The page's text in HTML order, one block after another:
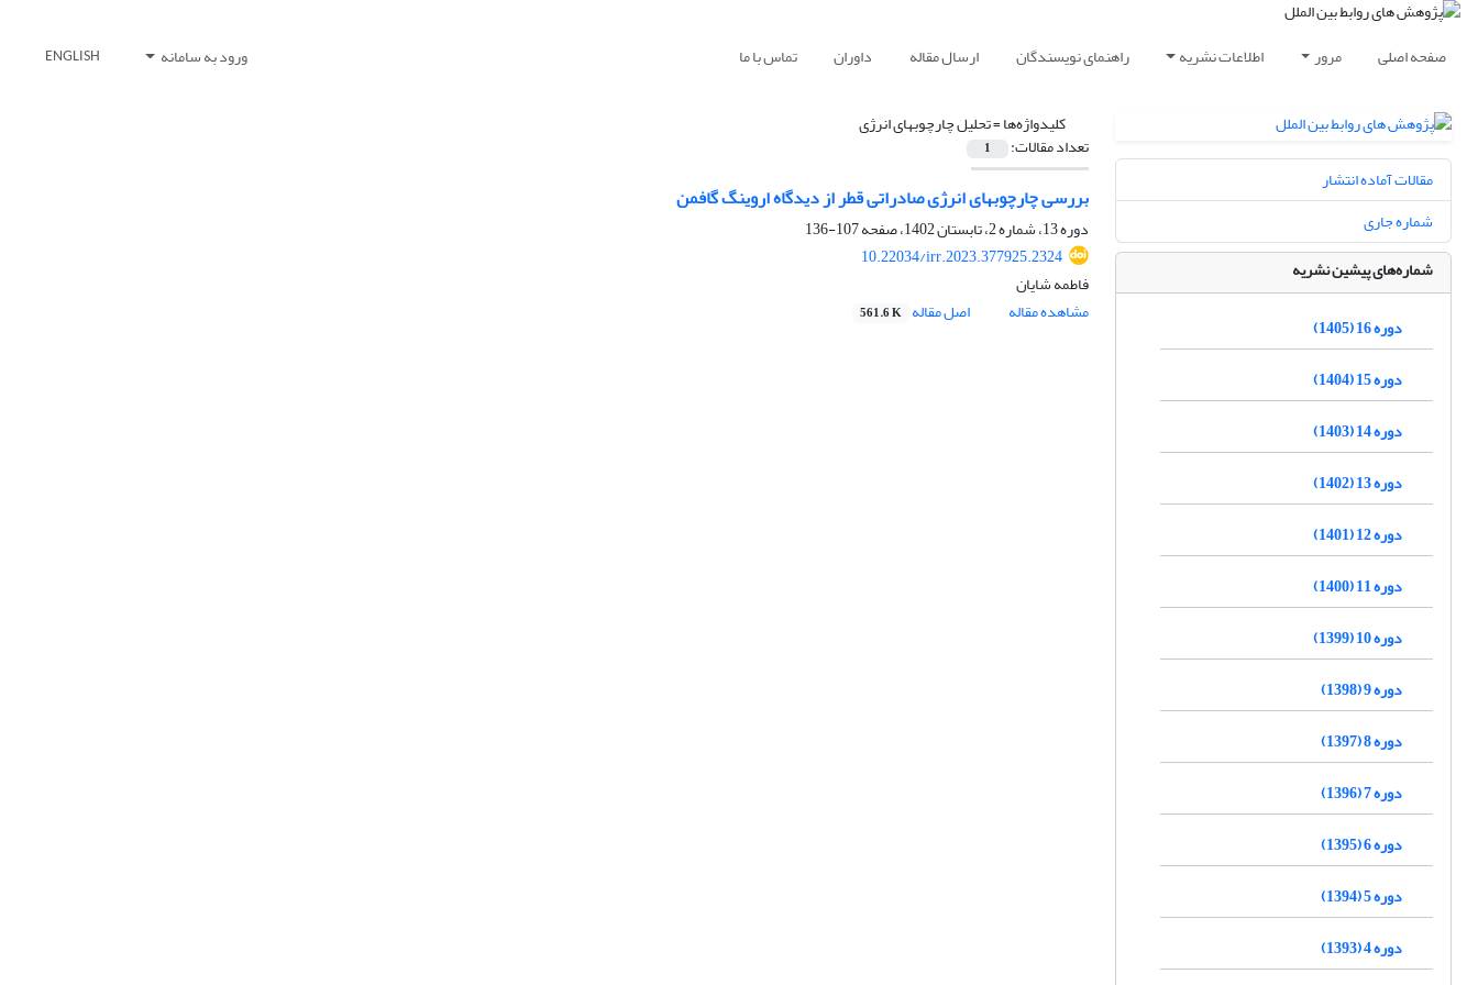
صفحه اصلی مرور اطلاعات نشریه راهنمای نویسندگان ارسال مقاله داوران تماس با ما ورود به سامانه ENGLISH
کلیدواژه‌ها =تحلیل چارچوبهای انرژی
تعداد مقالات: 1
بررسی چارچوبهای انرژی صادراتی قطر از دیدگاه اروینگ گافمن
دوره 13، شماره 2، تابستان 1402، صفحه
107-136
10.22034/irr.2023.377925.2324
فاطمه شایان
مشاهده مقاله
اصل مقاله 561.6 K
مقالات آماده انتشار
شماره جاری
شماره‌های پیشین نشریه
دوره 16 (1405)
دوره 15 (1404)
دوره 14 (1403)
دوره 13 (1402)
دوره 12 (1401)
دوره 11 (1400)
دوره 10 (1399)
دوره 9 (1398)
دوره 8 (1397)
دوره 7 (1396)
دوره 6 (1395)
دوره 5 (1394)
دوره 4 (1393)